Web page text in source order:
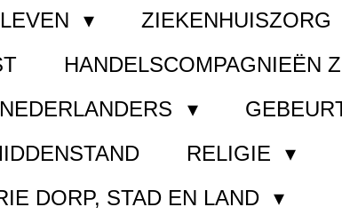
ZIEKENHUISZORG
HANDELSCOMPAGNIEËN
RELIGIE
DORP, STAD EN LAND